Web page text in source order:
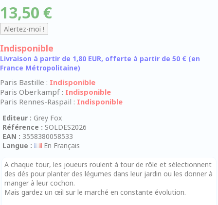
13,50 €
Indisponible
Livraison à partir de 1,80 EUR, offerte à partir de 50 € (en
France Métropolitaine)
Paris Bastille : Indisponible
Paris Oberkampf : Indisponible
Paris Rennes-Raspail : Indisponible
Editeur : Grey Fox
Référence : SOLDES2026
EAN : 3558380058533
Langue :
En Français
A chaque tour, les joueurs roulent à tour de rôle et sélectionnent
des dés pour planter des légumes dans leur jardin ou les donner à
manger à leur cochon.
Mais gardez un œil sur le marché en constante évolution.